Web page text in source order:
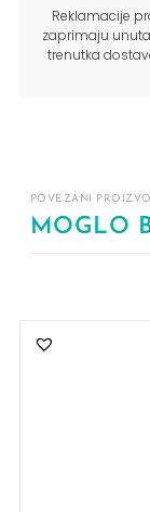
Reklamacije
zaprimaju
trenutka
POVEZANI
MOGLO